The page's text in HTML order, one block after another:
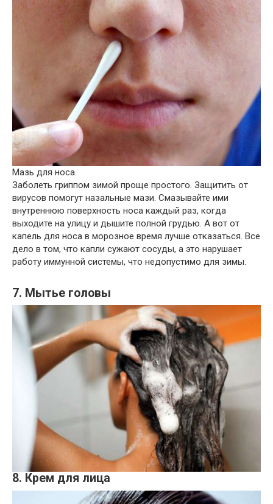
Мазь для носа.
Заболеть гриппом зимой проще простого. Защитить от
вирусов помогут назальные мази. Смазывайте ими
внутреннюю поверхность носа каждый раз, когда
выходите на улицу и дышите полной грудью. А вот от
капель для носа в морозное время лучше отказаться. Все
дело в том, что капли сужают сосуды, а это нарушает
работу иммунной системы, что недопустимо для зимы.
7. Мытье головы
8. Крем для лица